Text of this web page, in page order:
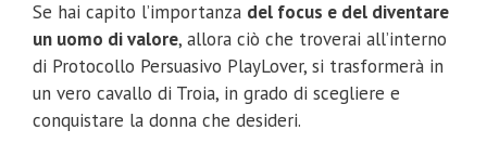
Se hai capito l’importanza del focus e del diventare
un uomo di valore, allora ciò che troverai all’interno
di Protocollo Persuasivo PlayLover, si trasformerà in
un vero cavallo di Troia, in grado di scegliere e
conquistare la donna che desideri.